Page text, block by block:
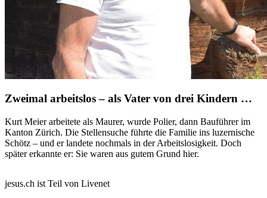
Zweimal arbeitslos – als Vater von drei Kindern …
Kurt Meier arbeitete als Maurer, wurde Polier, dann Bauführer im
Kanton Zürich. Die Stellensuche führte die Familie ins luzernische
Schötz – und er landete nochmals in der Arbeitslosigkeit. Doch
später erkannte er: Sie waren aus gutem Grund hier.
jesus.ch ist Teil von Livenet